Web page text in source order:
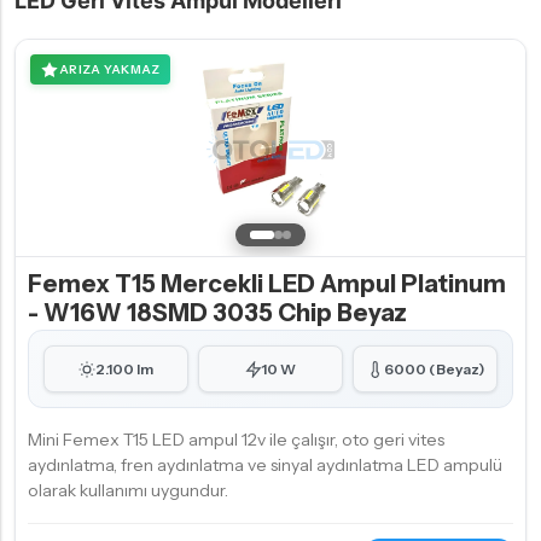
ARIZA YAKMAZ
Femex T15 Mercekli LED Ampul Platinum
- W16W 18SMD 3035 Chip Beyaz
2.100 lm 10 W 6000 (Beyaz)
Mini Femex T15 LED ampul 12v ile çalışır, oto geri vites
aydınlatma, fren aydınlatma ve sinyal aydınlatma LED ampulü
olarak kullanımı uygundur.